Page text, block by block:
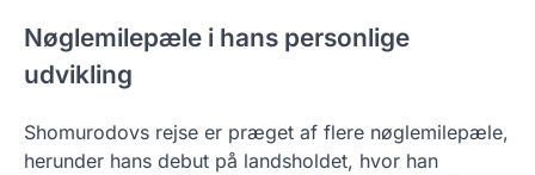
Nøglemilepæle i hans personlige
udvikling
Shomurodovs rejse er præget af flere nøglemilepæle,
herunder hans debut på landsholdet, hvor han